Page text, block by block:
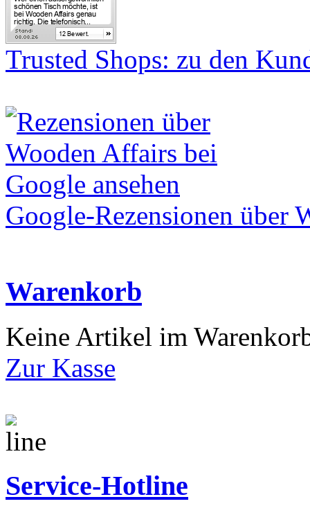
Trusted Shops: zu den
Google-Rezensionen über
Warenkorb
Keine Artikel im
Zur Kasse
Service-Hotline